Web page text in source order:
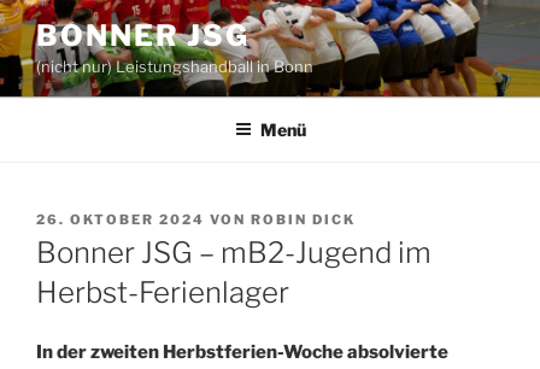
Zum
Inhalt
springen
BONNER JSG
(nicht nur) Leistungshandball in Bonn
Menü
VERÖFFENTLICHT
AM
26. OKTOBER 2024 VON ROBIN DICK
Bonner JSG – mB2-Jugend im
Herbst-Ferienlager
In der zweiten Herbstferien-Woche absolvierte